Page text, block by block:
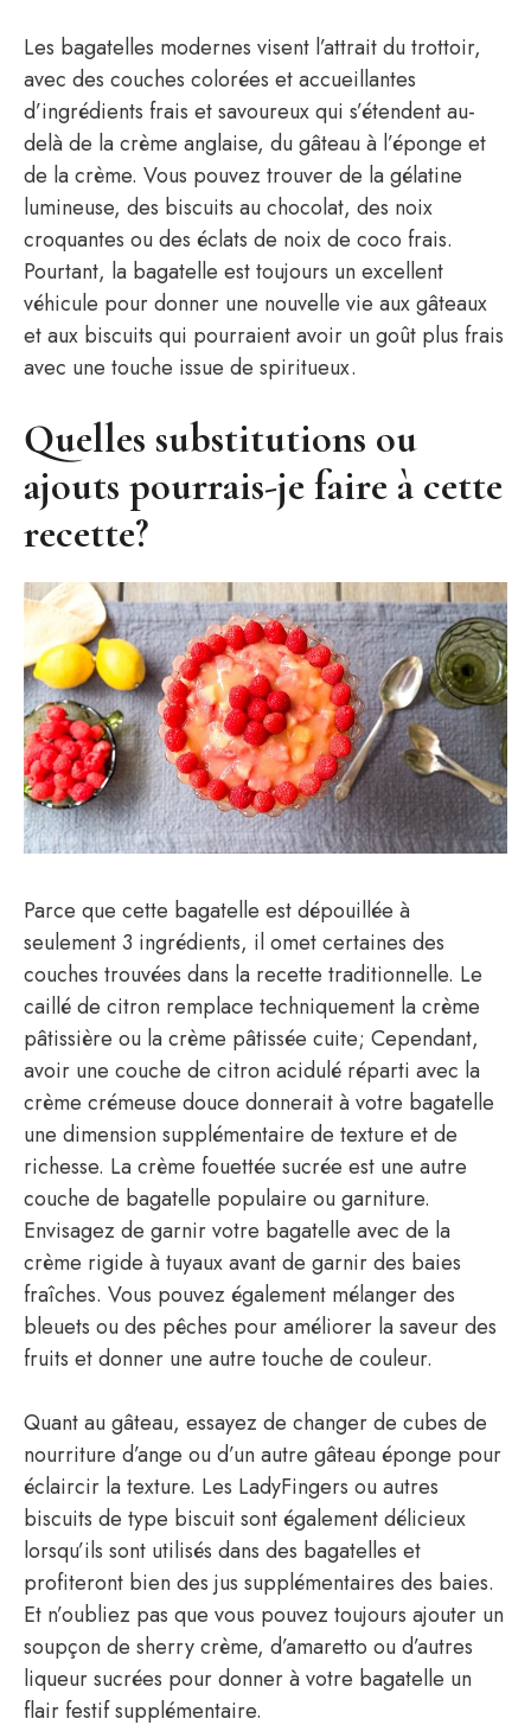
Les bagatelles modernes visent l’attrait du trottoir,
avec des couches colorées et accueillantes
d’ingrédients frais et savoureux qui s’étendent au-
delà de la crème anglaise, du gâteau à l’éponge et
de la crème. Vous pouvez trouver de la gélatine
lumineuse, des biscuits au chocolat, des noix
croquantes ou des éclats de noix de coco frais.
Pourtant, la bagatelle est toujours un excellent
véhicule pour donner une nouvelle vie aux gâteaux
et aux biscuits qui pourraient avoir un goût plus frais
avec une touche issue de spiritueux.
Quelles substitutions ou
ajouts pourrais-je faire à cette
recette?
Parce que cette bagatelle est dépouillée à
seulement 3 ingrédients, il omet certaines des
couches trouvées dans la recette traditionnelle. Le
caillé de citron remplace techniquement la crème
pâtissière ou la crème pâtissée cuite; Cependant,
avoir une couche de citron acidulé réparti avec la
crème crémeuse douce donnerait à votre bagatelle
une dimension supplémentaire de texture et de
richesse. La crème fouettée sucrée est une autre
couche de bagatelle populaire ou garniture.
Envisagez de garnir votre bagatelle avec de la
crème rigide à tuyaux avant de garnir des baies
fraîches. Vous pouvez également mélanger des
bleuets ou des pêches pour améliorer la saveur des
fruits et donner une autre touche de couleur.
Quant au gâteau, essayez de changer de cubes de
nourriture d’ange ou d’un autre gâteau éponge pour
éclaircir la texture. Les LadyFingers ou autres
biscuits de type biscuit sont également délicieux
lorsqu’ils sont utilisés dans des bagatelles et
profiteront bien des jus supplémentaires des baies.
Et n’oubliez pas que vous pouvez toujours ajouter un
soupçon de sherry crème, d’amaretto ou d’autres
liqueur sucrées pour donner à votre bagatelle un
flair festif supplémentaire.